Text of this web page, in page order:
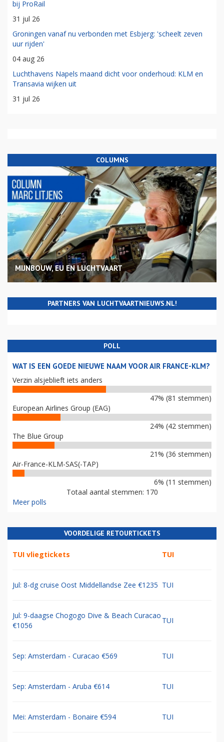
bij ProRail
31 jul 26
Groningen vanaf nu verbonden met Esbjerg: 'scheelt zeven
uur rijden'
04 aug 26
Luchthavens Napels maand dicht voor onderhoud: KLM en
Transavia wijken uit
31 jul 26
COLUMNS
MIJNBOUW, EU EN LUCHTVAART
PARTNERS VAN LUCHTVAARTNIEUWS.NL!
POLL
WAT IS EEN GOEDE NIEUWE NAAM VOOR AIR FRANCE-KLM?
Verzin alsjeblieft iets anders
47% (81 stemmen)
European Airlines Group (EAG)
24% (42 stemmen)
The Blue Group
21% (36 stemmen)
Air-France-KLM-SAS(-TAP)
6% (11 stemmen)
Totaal aantal stemmen: 170
Meer polls
VOORDELIGE RETOURTICKETS
TUI vliegtickets TUI
Jul: 8-dg cruise Oost Middellandse Zee €1235 TUI
Jul: 9-daagse Chogogo Dive & Beach Curacao
€1056
TUI
Sep: Amsterdam - Curacao €569 TUI
Sep: Amsterdam - Aruba €614 TUI
Mei: Amsterdam - Bonaire €594 TUI